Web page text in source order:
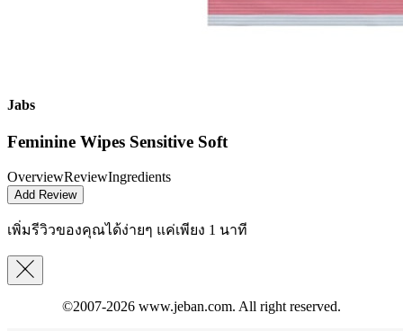
Jabs
Feminine Wipes Sensitive Soft
OverviewReviewIngredients
Add Review
เพิ่มรีวิวของคุณได้ง่ายๆ แค่เพียง 1 นาที
©2007-2026 www.jeban.com. All right reserved.